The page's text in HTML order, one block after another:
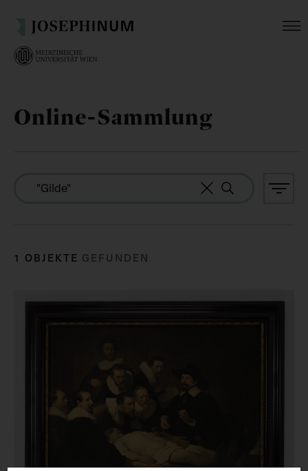
Online-Sammlung
1 OBJEKTE GEFUNDEN